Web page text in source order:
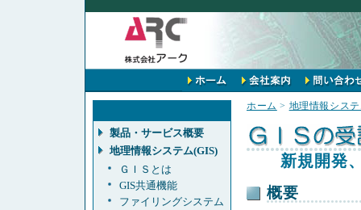
製品・サービス概要
地理情報システム(GIS)
ＧＩＳとは
GIS共通機能
ファイリングシステム
ホーム > 地理情報シス
新規開発、
概要